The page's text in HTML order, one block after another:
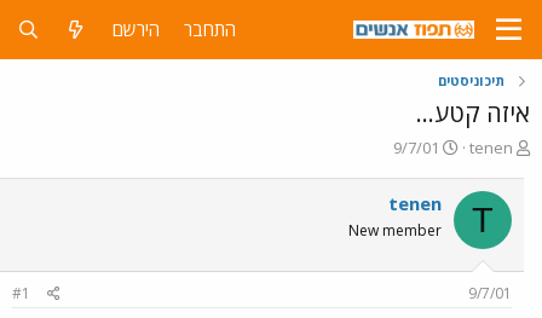
התחבר הירשם
תיכוניסטים
איזה קטע...
פ
ח
ה
ו
ש
tenen
פ
ס
ם
ת
9/7/01
T
tenen
New member
9/7/01
#1